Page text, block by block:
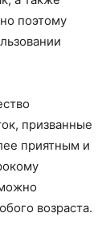
поэтому
призванные
приятным и
возраста.